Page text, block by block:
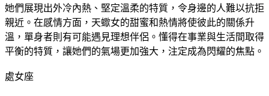
她們展現出外冷內熱、堅定溫柔的特質，令身邊的人難以抗拒
親近。在感情方面，天蠍女的甜蜜和熱情將使彼此的關係升
溫，單身者則有可能遇見理想伴侶。懂得在事業與生活間取得
平衡的特質，讓她們的氣場更加強大，注定成為閃耀的焦點。
處女座